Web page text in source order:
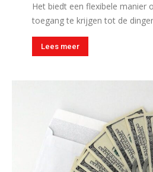
Het biedt een flexibele manier
toegang te krijgen tot de
Lees meer